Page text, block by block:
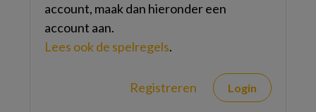
account, maak dan hieronder een
account aan.
Lees ook de spelregels.
Registreren Login